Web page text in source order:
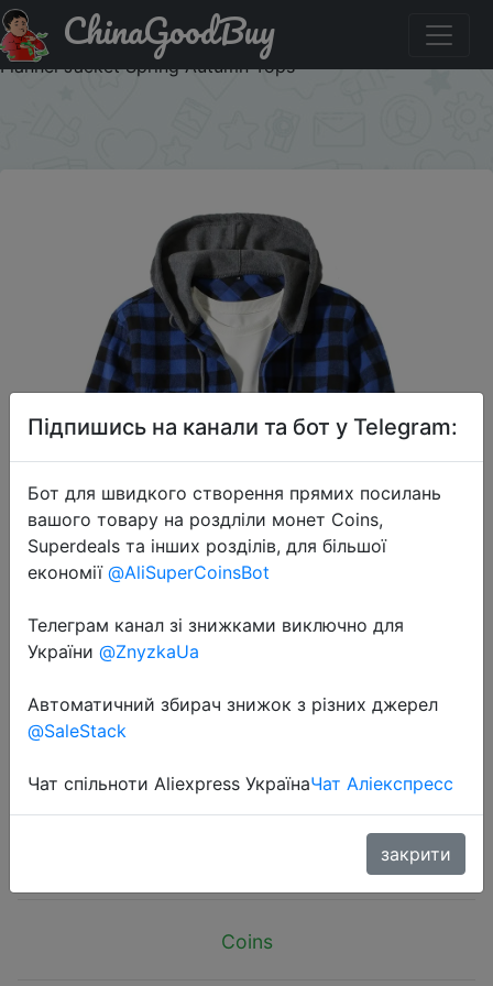
Акція на Men's Shirts Classic Plaid Casual Button Down
Hooded Long Sleeved Double Pockets Shirt Hoodie
Flannel Jacket Spring Autumn Tops
ChinaGoodBuy
2024-11-09
Button Down Hooded Long Sleeved
Double Pockets Shirt Hoodie Flannel
Jacket Spring Autumn Tops
Coins
Підпишись на канали та бот у Telegram:
Бот для швидкого створення прямих посилань
вашого товару на роздліли монет Coins,
Superdeals та інших розділів, для більшої
економії @AliSuperCoinsBot
Телеграм канал зі знижками виключно для
України @ZnyzkaUa
Автоматичний збирач знижок з різних джерел
@SaleStack
Чат спільноти Aliexpress УкраїнаЧат Аліекспресс
закрити